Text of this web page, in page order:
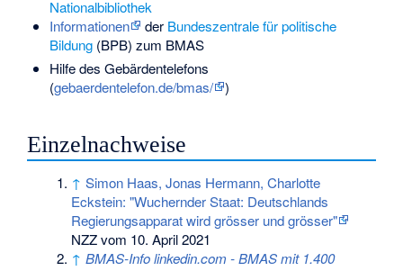
Nationalbibliothek
Informationen
der Bundeszentrale für politische
Bildung(BPB) zum BMAS
Hilfe des Gebärdentelefons
(gebaerdentelefon.de/bmas/ )
Einzelnachweise
↑ Simon Haas, Jonas Hermann, Charlotte
Eckstein: "Wuchernder Staat: Deutschlands
Regierungsapparat wird grösser und grösser"
NZZ vom 10. April 2021
↑ BMAS-Info linkedin.com - BMAS mit 1.400